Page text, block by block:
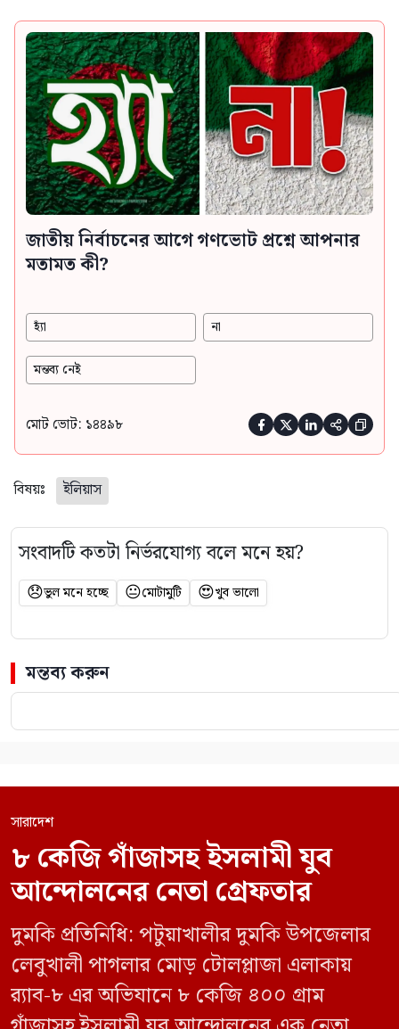
জাতীয় নির্বাচনের আগে গণভোট প্রশ্নে আপনার
মতামত কী?
হ্যাঁ না
মন্তব্য নেই
মোট ভোট: ১৪৪৯৮     
বিষয়ঃ ইলিয়াস
সংবাদটি কতটা নির্ভরযোগ্য বলে মনে হয়?
😞ভুল মনে হচ্ছে 😐মোটামুটি 😍খুব ভালো
মন্তব্য করুন
সারাদেশ
৮ কেজি গাঁজাসহ ইসলামী যুব
আন্দোলনের নেতা গ্রেফতার
দুমকি প্রতিনিধি: পটুয়াখালীর দুমকি উপজেলার
লেবুখালী পাগলার মোড় টোলপ্লাজা এলাকায়
র‍্যাব-৮ এর অভিযানে ৮ কেজি ৪০০ গ্রাম